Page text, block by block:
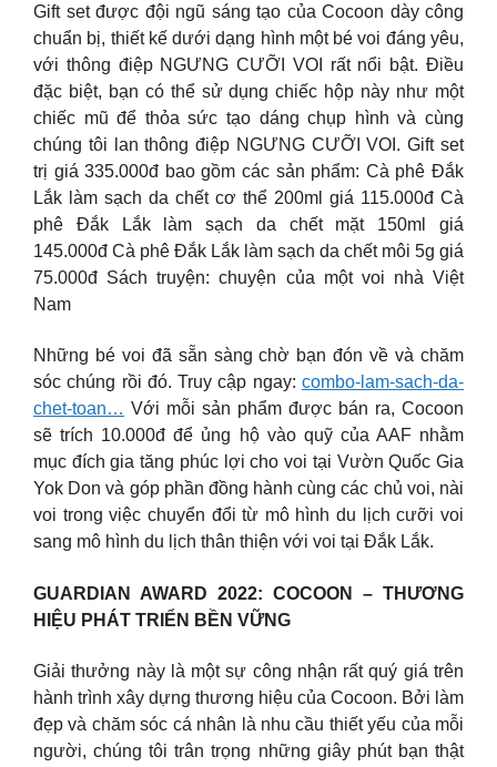
Gift set được đội ngũ sáng tạo của Cocoon dày công
chuẩn bị, thiết kế dưới dạng hình một bé voi đáng yêu,
với thông điệp NGƯNG CƯỠI VOI rất nổi bật. Điều
đặc biệt, bạn có thể sử dụng chiếc hộp này như một
chiếc mũ để thỏa sức tạo dáng chụp hình và cùng
chúng tôi lan thông điệp NGƯNG CƯỠI VOI. Gift set
trị giá 335.000đ bao gồm các sản phẩm: Cà phê Đắk
Lắk làm sạch da chết cơ thể 200ml giá 115.000đ Cà
phê Đắk Lắk làm sạch da chết mặt 150ml giá
145.000đ Cà phê Đắk Lắk làm sạch da chết môi 5g giá
75.000đ Sách truyện: chuyện của một voi nhà Việt
Nam
Những bé voi đã sẵn sàng chờ bạn đón về và chăm
sóc chúng rồi đó. Truy cập ngay: combo-lam-sach-da-
chet-toan… Với mỗi sản phẩm được bán ra, Cocoon
sẽ trích 10.000đ để ủng hộ vào quỹ của AAF nhằm
mục đích gia tăng phúc lợi cho voi tại Vườn Quốc Gia
Yok Don và góp phần đồng hành cùng các chủ voi, nài
voi trong việc chuyển đổi từ mô hình du lịch cưỡi voi
sang mô hình du lịch thân thiện với voi tại Đắk Lắk.
GUARDIAN AWARD 2022: COCOON – THƯƠNG
HIỆU PHÁT TRIỂN BỀN VỮNG
Giải thưởng này là một sự công nhận rất quý giá trên
hành trình xây dựng thương hiệu của Cocoon. Bởi làm
đẹp và chăm sóc cá nhân là nhu cầu thiết yếu của mỗi
người, chúng tôi trân trọng những giây phút bạn thật